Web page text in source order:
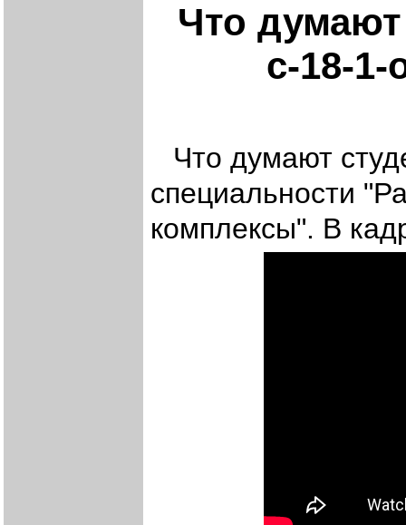
Что
с-18-1-
Что думают
специальности
комплексы". В